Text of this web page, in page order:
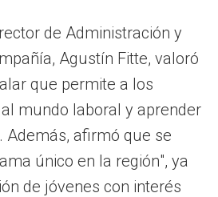
de Administración y
Agustín Fitte, valoró
que permite a los
mundo laboral y aprender
Además, afirmó que se
único en la región", ya
de jóvenes con interés